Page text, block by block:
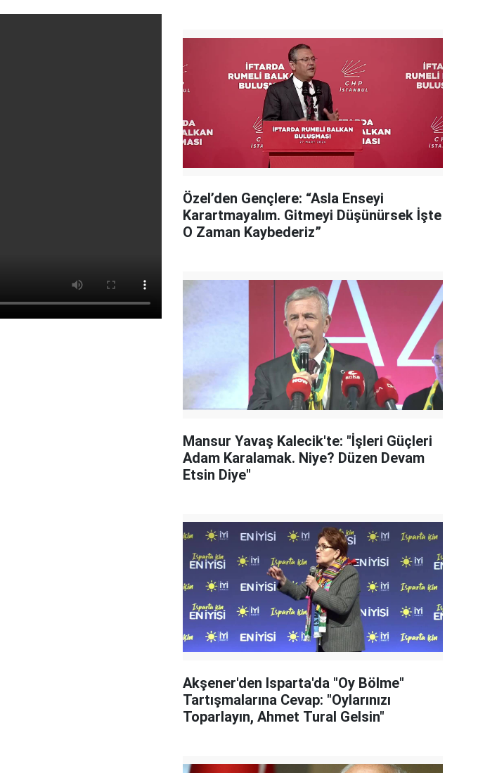
Özel’den Gençlere: “Asla Enseyi
Karartmayalım. Gitmeyi Düşünürsek İşte
O Zaman Kaybederiz”
Mansur Yavaş Kalecik'te: "İşleri Güçleri
Adam Karalamak. Niye? Düzen Devam
Etsin Diye"
Akşener'den Isparta'da "Oy Bölme"
Tartışmalarına Cevap: "Oylarınızı
Toparlayın, Ahmet Tural Gelsin"